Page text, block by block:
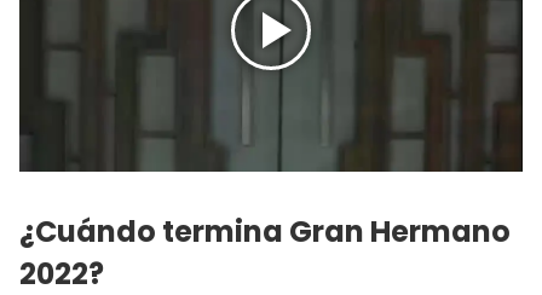
¿Cuándo termina Gran Hermano
2022?